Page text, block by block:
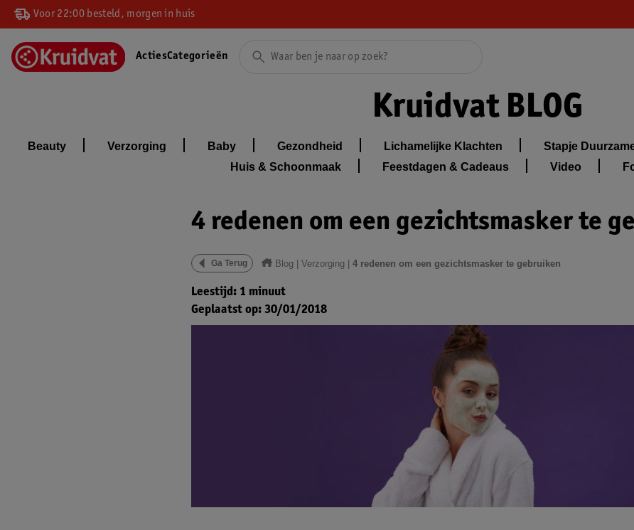
Voor 22:00 besteld, morgen in huis
ActiesCategorieën
Kruidvat BLOG
Beauty Verzorging Baby Gezondheid Lichamelijke Klachten Stapje
Huis & Schoonmaak
Feestdagen & Cadeaus Video
4 redenen om een gezichtsmasker te
Ga Terug Blog |Verzorging |4 redenen om een gezichtsmasker te gebruiken
Leestijd: 1 minuut
Geplaatst op: 30/01/2018